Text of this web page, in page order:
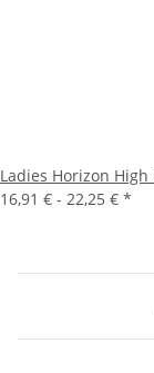
Ladies Horizon High
16,91 € - 22,25 € *